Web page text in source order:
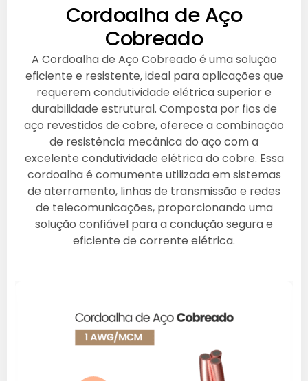
Cordoalha de Aço
Cobreado
A Cordoalha de Aço Cobreado é uma solução
eficiente e resistente, ideal para aplicações que
requerem condutividade elétrica superior e
durabilidade estrutural. Composta por fios de
aço revestidos de cobre, oferece a combinação
de resistência mecânica do aço com a
excelente condutividade elétrica do cobre. Essa
cordoalha é comumente utilizada em sistemas
de aterramento, linhas de transmissão e redes
de telecomunicações, proporcionando uma
solução confiável para a condução segura e
eficiente de corrente elétrica.